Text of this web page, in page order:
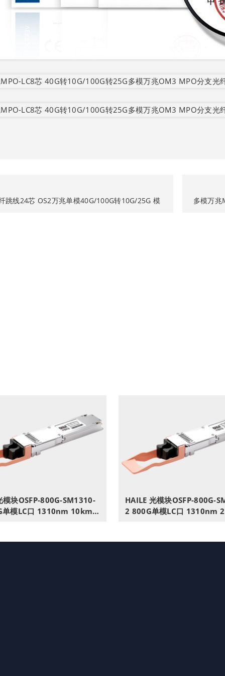
跳线24芯 OS2万兆单模40G/100G转10G/25G 模 多模万兆
模块OSFP-800G-SM1310-
单模LC口 1310nm 10km 1
HAILE 光模块OSFP-800G-
2 800G单模LC口 1310nm